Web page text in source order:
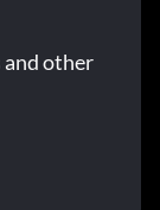
and other